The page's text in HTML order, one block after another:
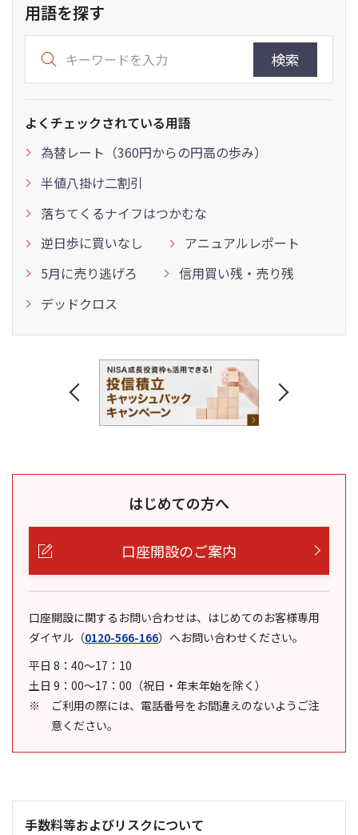
用語を探す
検索
よくチェックされている用語
為替レート（360円からの円高の歩み）
半値八掛け二割引
落ちてくるナイフはつかむな
逆日歩に買いなし
アニュアルレポート
5月に売り逃げろ
信用買い残・売り残
デッドクロス
はじめての方へ
口座開設のご案内
口座開設に関するお問い合わせは、はじめてのお客様専用
ダイヤル （0120-566-166） へお問い合わせください。
平日 8：40～17：10
土日 9：00～17：00（祝日・年末年始を除く）
ご利用の際には、電話番号をお間違えのないようご注
意ください。
手数料等およびリスクについて